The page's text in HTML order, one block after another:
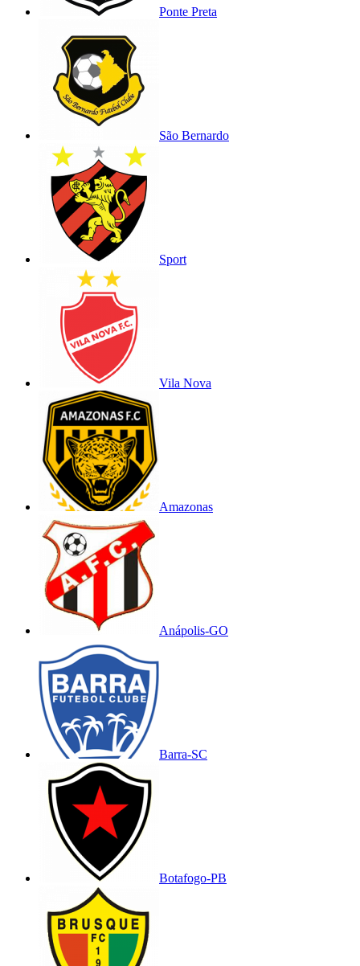
Ponte Preta
São Bernardo
Sport
Vila Nova
Amazonas
Anápolis-GO
Barra-SC
Botafogo-PB